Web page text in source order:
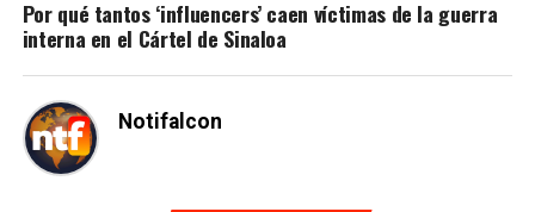
Por qué tantos ‘influencers’ caen víctimas de la guerra
interna en el Cártel de Sinaloa
Notifalcon